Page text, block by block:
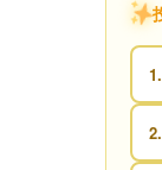
1.
2.